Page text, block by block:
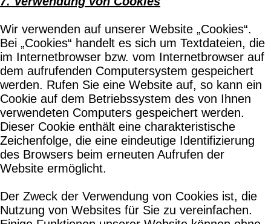
Wir verwenden auf unserer Website „Cookies“.
Bei „Cookies“ handelt es sich um Textdateien, die
im Internetbrowser bzw. vom Internetbrowser auf
dem aufrufenden Computersystem gespeichert
werden. Rufen Sie eine Website auf, so kann ein
Cookie auf dem Betriebssystem des von Ihnen
verwendeten Computers gespeichert werden.
Dieser Cookie enthält eine charakteristische
Zeichenfolge, die eine eindeutige Identifizierung
des Browsers beim erneuten Aufrufen der
Website ermöglicht.
Der Zweck der Verwendung von Cookies ist, die
Nutzung von Websites für Sie zu vereinfachen.